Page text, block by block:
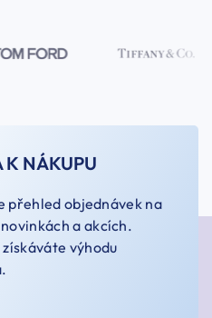
K NÁKUPU
přehled objednávek na
a akcích.
výhodu